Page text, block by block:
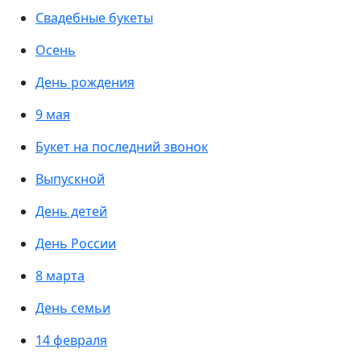
Свадебные букеты
Осень
День рождения
9 мая
Букет на последний звонок
Выпускной
День детей
День России
8 марта
День семьи
14 февраля